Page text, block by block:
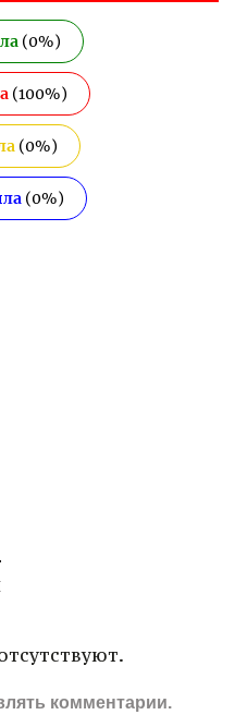
(0%)
(100%)
(0%)
(0%)
комментарии.